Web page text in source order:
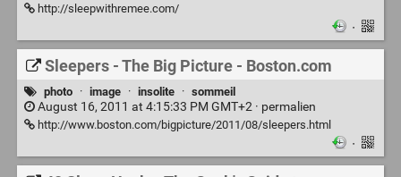
http://sleepwithremee.com/
·
Sleepers - The Big Picture - Boston.com
photo · image · insolite · sommeil
August 16, 2011 at 4:15:33 PM GMT+2 · permalien
http://www.boston.com/bigpicture/2011/08/sleepers.html
·